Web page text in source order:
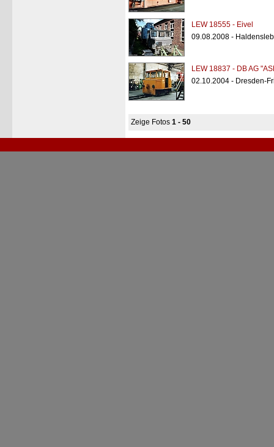
LEW 18555 - Eivel
09.08.2008 -
LEW 18837 - DB AG
02.10.2004 - Dresden-
Zeige Fotos 1 - 50